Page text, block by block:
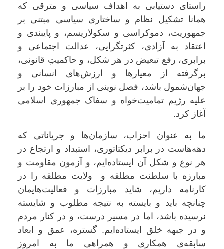
راستای دستیابی به اهداف سیاسی و مترقی که
همانا تشکیل نظام و ساختاری سیاسی مبتنی بر
جمهوریت، دموکراسی و سکولاریسم، و پایبندی و
اعتقاد به آزادی، کثرتگرایی، عدالت اجتماعی و
برابری، رفع تبعیض در هر شکل، و حاکمیتِ قانونی،
برگرفته از معیارها و ارزش‌های انسانی و
جهان‌شمول باشد، فصل نوینی از مبارزات خود را بر
علیه رژیم تمامیت‌خواه و سفاک جمهوری اسلامی
آغاز کرد.
ما به عنوان احزاب، سازمان‌ها و جریاناتی که
دهه‌هاست در برابر دیکتاتوری، استبداد و ارتجاع در
هر نوع و شکل آن ایستاده‌ایم، و آزمون مقاومت و
مبارزه با سلطنت مطلقه و ولایت مطلقه را در
کارنامه داریم، شاید مبارزات و فعالیت‌هایمان
چنانچه باید و بایسته به نتیجه مطلوب و شایسته
نرسیده باشد، اما در مسیر درست، و در کنار مردم
و در جبهه خلق ایستاده‌ایم. گستره، عمق و ابعاد
سابقه‌ی همکاری و همراهی ما به امروز